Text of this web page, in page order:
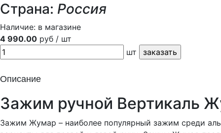
Страна: Россия
Наличие: в магазине
4 990.00 руб / шт
шт
Описание
Зажим ручной Вертикаль
Зажим Жумар – наиболее популярный зажим среди